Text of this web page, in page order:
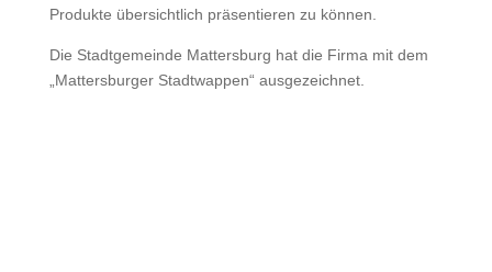
Produkte übersichtlich präsentieren zu können.
Die Stadtgemeinde Mattersburg hat die Firma mit dem
„Mattersburger Stadtwappen“ ausgezeichnet.